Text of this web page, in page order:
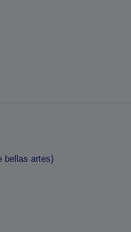
bellas artes)